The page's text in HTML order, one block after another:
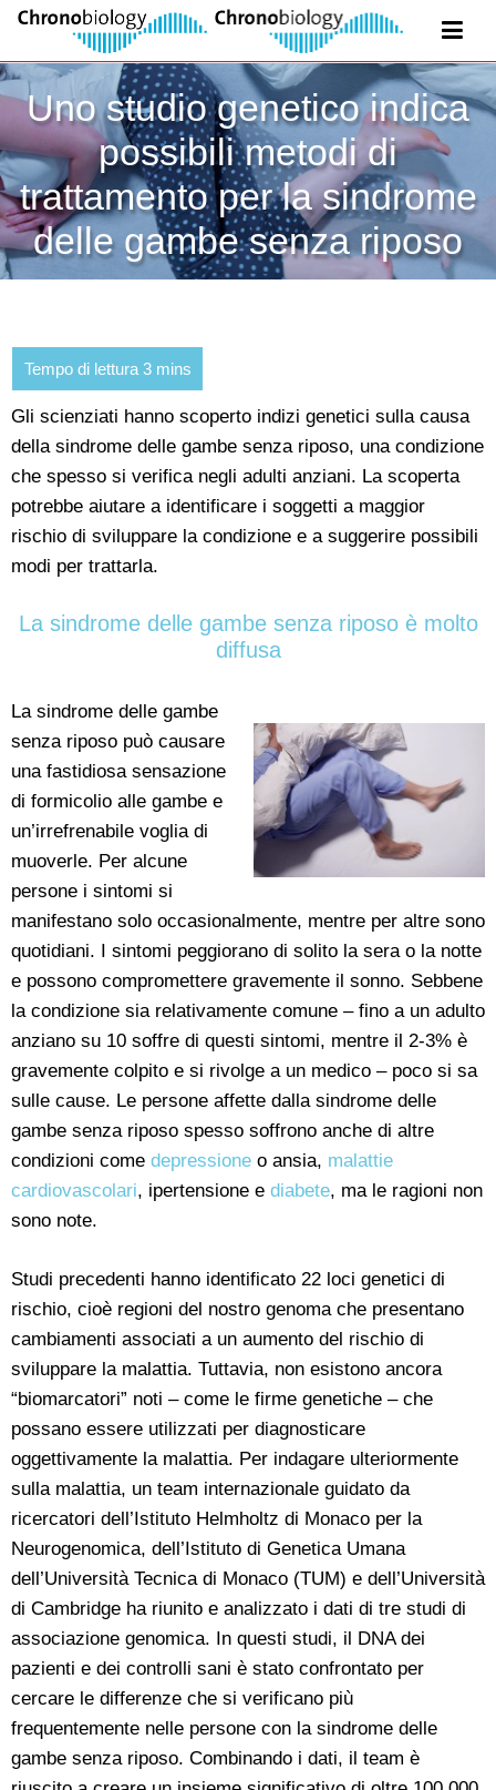
Uno studio genetico indica
possibili metodi di
trattamento per la sindrome
delle gambe senza riposo
Gli scienziati hanno scoperto indizi genetici sulla causa
della sindrome delle gambe senza riposo, una condizione
che spesso si verifica negli adulti anziani. La scoperta
potrebbe aiutare a identificare i soggetti a maggior
rischio di sviluppare la condizione e a suggerire possibili
modi per trattarla.
La sindrome delle gambe senza riposo è molto
diffusa
La sindrome delle gambe
senza riposo può causare
una fastidiosa sensazione
di formicolio alle gambe e
un’irrefrenabile voglia di
muoverle. Per alcune
persone i sintomi si
manifestano solo occasionalmente, mentre per altre sono
quotidiani. I sintomi peggiorano di solito la sera o la notte
e possono compromettere gravemente il sonno. Sebbene
la condizione sia relativamente comune – fino a un adulto
anziano su 10 soffre di questi sintomi, mentre il 2-3% è
gravemente colpito e si rivolge a un medico – poco si sa
sulle cause. Le persone affette dalla sindrome delle
gambe senza riposo spesso soffrono anche di altre
condizioni come depressione o ansia, malattie
cardiovascolari, ipertensione e diabete, ma le ragioni non
sono note.
Studi precedenti hanno identificato 22 loci genetici di
rischio, cioè regioni del nostro genoma che presentano
cambiamenti associati a un aumento del rischio di
sviluppare la malattia. Tuttavia, non esistono ancora
“biomarcatori” noti – come le firme genetiche – che
possano essere utilizzati per diagnosticare
oggettivamente la malattia. Per indagare ulteriormente
sulla malattia, un team internazionale guidato da
ricercatori dell’Istituto Helmholtz di Monaco per la
Neurogenomica, dell’Istituto di Genetica Umana
dell’Università Tecnica di Monaco (TUM) e dell’Università
di Cambridge ha riunito e analizzato i dati di tre studi di
associazione genomica. In questi studi, il DNA dei
pazienti e dei controlli sani è stato confrontato per
cercare le differenze che si verificano più
frequentemente nelle persone con la sindrome delle
gambe senza riposo. Combinando i dati, il team è